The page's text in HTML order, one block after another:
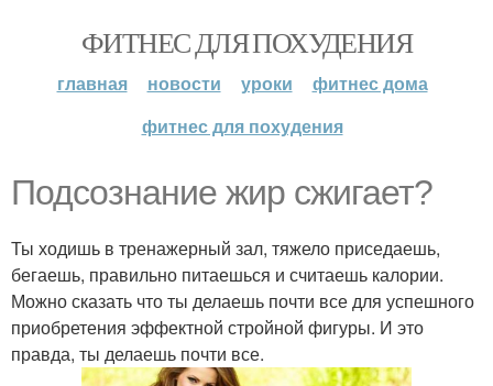
ФИТНЕС ДЛЯ ПОХУДЕНИЯ
главная новости уроки
фитнес дома
фитнес для похудения
Подсознание жир сжигает?
Ты ходишь в тренажерный зал, тяжело приседаешь,
бегаешь, правильно питаешься и считаешь калории.
Можно сказать что ты делаешь почти все для успешного
приобретения эффектной стройной фигуры. И это
правда, ты делаешь почти все.